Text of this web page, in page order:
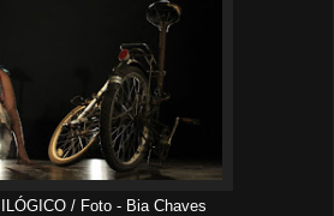
/ Foto - Bia Chaves